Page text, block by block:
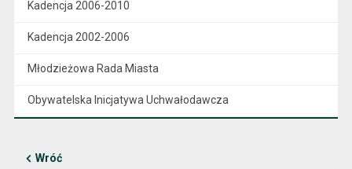
Kadencja 2006-2010
Kadencja 2002-2006
Młodzieżowa Rada Miasta
Obywatelska Inicjatywa Uchwałodawcza
Wróć